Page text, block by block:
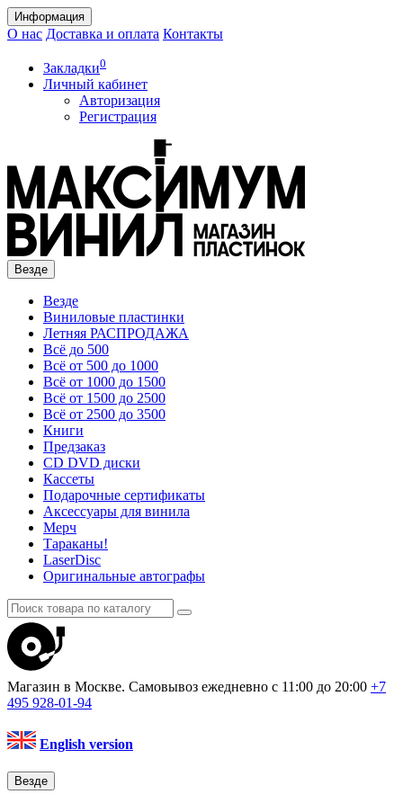
Информация
О нас Доставка и оплата Контакты
Закладки0
Личный кабинет
Авторизация
Регистрация
Везде
Везде
Виниловые пластинки
Летняя РАСПРОДАЖА
Всё до 500
Всё от 500 до 1000
Всё от 1000 до 1500
Всё от 1500 до 2500
Всё от 2500 до 3500
Книги
Предзаказ
CD DVD диски
Кассеты
Подарочные сертификаты
Аксессуары для винила
Мерч
Тараканы!
LaserDisc
Оригинальные автографы
Магазин в Москве. Самовывоз ежедневно с 11:00 до 20:00 +7
495 928-01-94
English version
Везде